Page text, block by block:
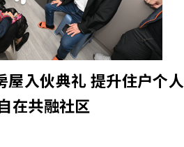
的储蓄工具和动力。苏凯君强
财务挑战转化为学习机会，能
财能力。」 在就业支援层面，
业发展中心的资源，由资深人
就业指导。透过深入了解住户
业的市场视野，协助他们开拓
投资总监罗淑雯女士 计划内容
入不同元素，由开首集中创业
以不同方式体验及探索职涯发展
业培训及起动基金一直大受欢
助项目，多以个人兴趣及专长
屋入伙典礼 提升住户个人
在共融社区